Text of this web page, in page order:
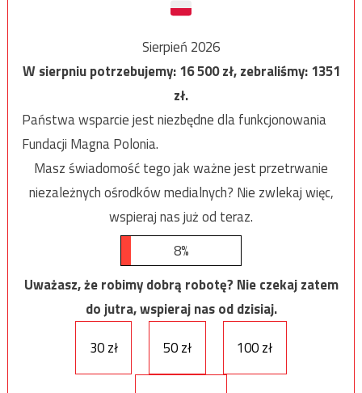
Sierpień 2026
W sierpniu potrzebujemy:16 500zł, zebraliśmy:1351
zł.
Państwa wsparcie jest niezbędne dla funkcjonowania
Fundacji Magna Polonia.
Masz świadomość tego jak ważne jest przetrwanie
niezależnych ośrodków medialnych? Nie zwlekaj więc,
wspieraj nas już od teraz.
8%
Uważasz, że robimy dobrą robotę? Nie czekaj zatem
do jutra, wspieraj nas od dzisiaj.
30 zł
50 zł 100 zł